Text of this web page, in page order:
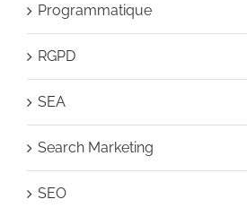
Programmatique
RGPD
SEA
Search Marketing
SEO